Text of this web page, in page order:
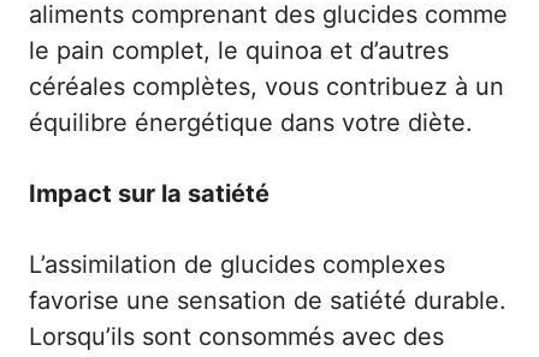
aliments comprenant des glucides comme
le pain complet, le quinoa et d’autres
céréales complètes, vous contribuez à un
équilibre énergétique dans votre diète.
Impact sur la satiété
L’assimilation de glucides complexes
favorise une sensation de satiété durable.
Lorsqu’ils sont consommés avec des